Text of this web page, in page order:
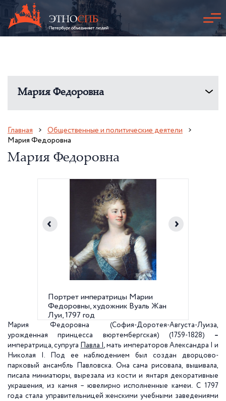
Мария Федоровна
Главная
Общественные и политические деятели
Мария Федоровна
Мария Федоровна
Портрет императрицы Марии
Федоровны, художник Вуаль Жан
Луи, 1797 год
Мария Федоровна
(София-Доротея-Августа-Луиза,
урожденная принцесса вюртембергская) (1759-1828) –
императрица, супруга Павла I, мать императоров Александра I и
Николая I. Под ее наблюдением был создан дворцово-
парковый ансамбль Павловска. Она сама рисовала, вышивала,
писала миниатюры, вырезала из кости и янтаря декоративные
украшения, из камня – ювелирно исполненные камеи. С 1797
года стала управительницей женскими учебными заведениями